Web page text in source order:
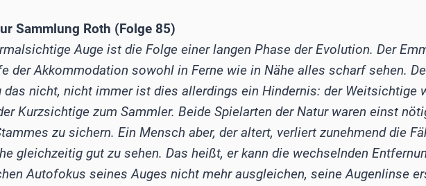
Sammlung Roth (Folge 85)
Auge ist die Folge einer langen Phase der Evolution. Der
der Akkommodation sowohl in Ferne wie in Nähe alles scharf sehen.
das nicht, nicht immer ist dies allerdings ein Hindernis: der Weitsichtige
Kurzsichtige zum Sammler. Beide Spielarten der Natur waren einst
zu sichern. Ein Mensch aber, der altert, verliert zunehmend die
gleichzeitig gut zu sehen. Das heißt, er kann die wechselnden
Autofokus seines Auges nicht mehr ausgleichen, seine Augenlinse